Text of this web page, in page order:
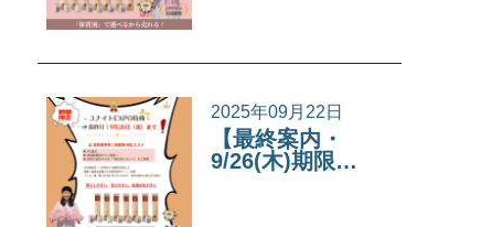
2025年09月22日
【最終案内・
9/26(木)期限…